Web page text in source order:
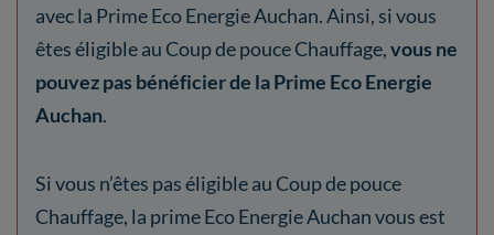
avec la Prime Eco Energie Auchan. Ainsi, si vous
êtes éligible au Coup de pouce Chauffage,vous ne
pouvez pas bénéficier de la Prime Eco Energie
Auchan.
Si vous n’êtes pas éligible au Coup de pouce
Chauffage, la prime Eco Energie Auchan vous est